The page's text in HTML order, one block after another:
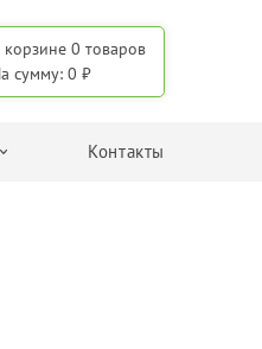
корзине 0 товаров
сумму: 0 ₽
Контакты